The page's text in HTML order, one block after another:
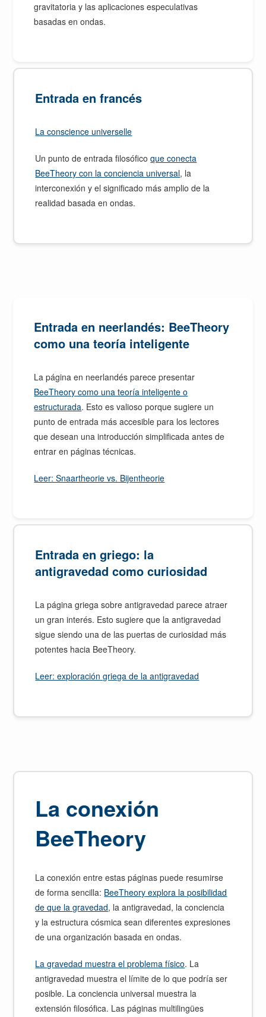
gravitatoria y las aplicaciones especulativas
basadas en ondas.
Entrada en francés
La conscience universelle
Un punto de entrada filosóficoque conecta
BeeTheory con la conciencia universal, la
interconexión y el significado más amplio de la
realidad basada en ondas.
Entrada en neerlandés: BeeTheory
como una teoría inteligente
La página en neerlandés parece presentar
BeeTheory como una teoría inteligente o
estructurada. Esto es valioso porque sugiere un
punto de entrada más accesible para los lectores
que desean una introducción simplificada antes de
entrar en páginas técnicas.
Leer: Snaartheorie vs. Bijentheorie
Entrada en griego: la
antigravedad como curiosidad
La página griega sobre antigravedad parece atraer
un gran interés. Esto sugiere que la antigravedad
sigue siendo una de las puertas de curiosidad más
potentes hacia BeeTheory.
Leer: exploración griega de la antigravedad
La conexión
BeeTheory
La conexión entre estas páginas puede resumirse
de forma sencilla: BeeTheory explora la posibilidad
de que la gravedad, la antigravedad, la conciencia
y la estructura cósmica sean diferentes expresiones
de una organización basada en ondas.
La gravedad muestra el problema físico. La
antigravedad muestra el límite de lo que podría ser
posible. La conciencia universal muestra la
extensión filosófica. Las páginas multilingües